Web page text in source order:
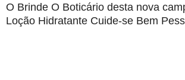
O Brinde O Boticário desta nova
Loção Hidratante Cuide-se Bem